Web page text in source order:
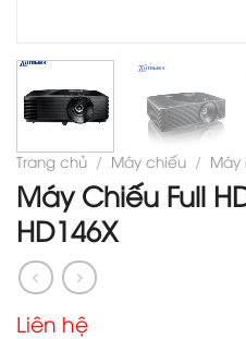
Trang chủ / Máy chiếu /
Máy Chiếu Full
HD146X
Liên hệ